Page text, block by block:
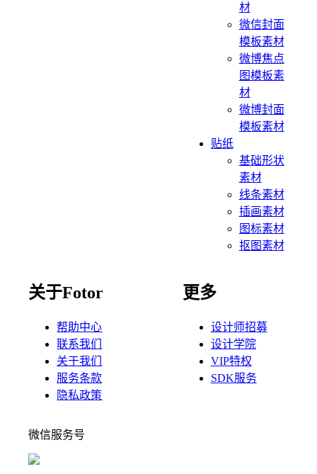
材
微信封面
模板素材
微博焦点
图模板素
材
微博封面
模板素材
贴纸
基础形状
素材
线条素材
插画素材
图标素材
抠图素材
关于Fotor
帮助中心
联系我们
关于我们
服务条款
隐私政策
更多
设计师招募
设计学院
VIP特权
SDK服务
微信服务号